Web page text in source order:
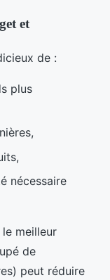
et
de :
plus
nécessaire
meilleur
de
peut réduire